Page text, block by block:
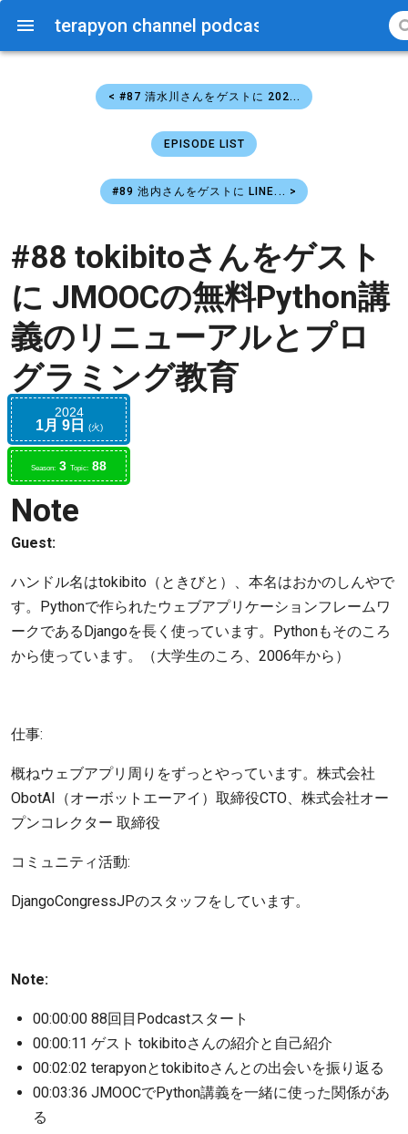
terapyon channel podcast
< #87 清水川さんをゲストに 202...
EPISODE LIST
#89 池内さんをゲストに LINE... >
#88 tokibitoさんをゲスト
に JMOOCの無料Python講
義のリニューアルとプロ
グラミング教育
2024
1月 9日 火
Season: 3 Topic: 88
Note
Guest:
ハンドル名はtokibito（ときびと）、本名はおかのしんやで
す。Pythonで作られたウェブアプリケーションフレームワ
ークであるDjangoを長く使っています。Pythonもそのころ
から使っています。（大学生のころ、2006年から）
仕事:
概ねウェブアプリ周りをずっとやっています。株式会社
ObotAI（オーボットエーアイ）取締役CTO、株式会社オー
プンコレクター 取締役
コミュニティ活動:
DjangoCongressJPのスタッフをしています。
Note:
00:00:00 88回目Podcastスタート
00:00:11 ゲスト tokibitoさんの紹介と自己紹介
00:02:02 terapyonとtokibitoさんとの出会いを振り返る
00:03:36 JMOOCでPython講義を一緒に使った関係があ
る